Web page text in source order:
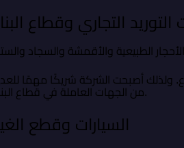
التجاري وقطاع
ولذلك أصبحت الشركة شريكًا مهمًا
من الجهات العاملة في قطاع البناء.
السيارات وقطع